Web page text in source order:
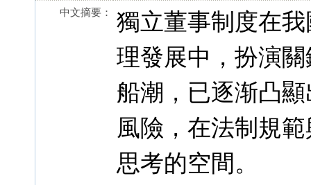
中文摘要：
獨立董事制度在
理發展中，扮演
船潮，已逐渐凸
風險，在法制規
思考的空間。